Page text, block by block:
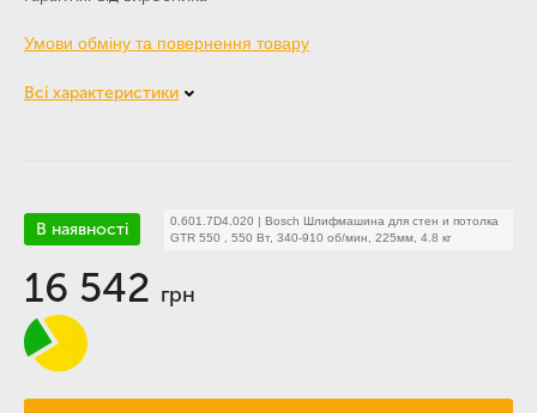
Умови обміну та повернення товару
Всі характеристики
В наявності 0.601.7D4.020 | Bosch Шлифмашина для стен и потолка
GTR 550 , 550 Вт, 340-910 об/мин, 225мм, 4.8 кг
16 542 грн